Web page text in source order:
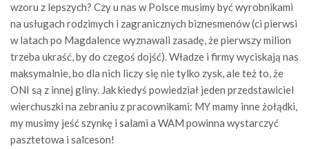
wzoru z lepszych? Czy u nas w Polsce musimy być wyrobnikami
na usługach rodzimych i zagranicznych biznesmenów (ci pierwsi
w latach po Magdalence wyznawali zasadę, że pierwszy milion
trzeba ukraść, by do czegoś dojść). Władze i firmy wyciskają nas
maksymalnie, bo dla nich liczy się nie tylko zysk, ale też to, że
ONI są z innej gliny. Jak kiedyś powiedział jeden przedstawiciel
wierchuszki na zebraniu z pracownikami: MY mamy inne żołądki,
my musimy jeść szynkę i salami a WAM powinna wystarczyć
pasztetowa i salceson!